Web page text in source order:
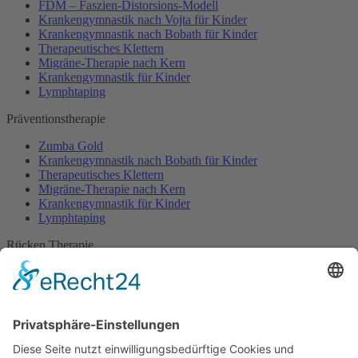
FDM – Faszien-Distorsions-Modell
Krankengymnastik nach Vojta für Kinder
Krankengymnastik nach Bobath für Kinder
Therapeutisches Klettern
Migräne-Therapie nach Kern
Krankengymnastik für Kinder
Lymphtaping
Präventionstherapie
Zumba Gold
Krankengymnastik nach Bobath für Kinder
Therapeutisches Klettern
Migräne-Therapie nach Kern
Krankengymnastik für Kinder
Lymphtaping
Rücken Therapie
Therapeutisches Klettern
Entspannungstraining
Zumba Gold
Rückbildungsgymnastik